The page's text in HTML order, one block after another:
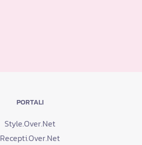
PORTALI
Style.Over.Net
Recepti.Over.Net